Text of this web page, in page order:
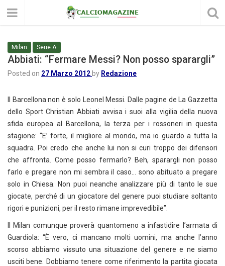
Milan Serie A
Abbiati: “Fermare Messi? Non posso sparargli”
Posted on 27 Marzo 2012 by Redazione
Il Barcellona non è solo Leonel Messi. Dalle pagine de La Gazzetta
dello Sport Christian Abbiati avvisa i suoi alla vigilia della nuova
sfida europea al Barcellona, la terza per i rossoneri in questa
stagione: “E’ forte, il migliore al mondo, ma io guardo a tutta la
squadra. Poi credo che anche lui non si curi troppo dei difensori
che affronta. Come posso fermarlo? Beh, sparargli non posso
farlo e pregare non mi sembra il caso… sono abituato a pregare
solo in Chiesa. Non puoi neanche analizzare più di tanto le sue
giocate, perché di un giocatore del genere puoi studiare soltanto
rigori e punizioni, per il resto rimane imprevedibile”.
Il Milan comunque proverà quantomeno a infastidire l’armata di
Guardiola: “È vero, ci mancano molti uomini, ma anche l’anno
scorso abbiamo vissuto una situazione del genere e ne siamo
usciti bene. Dobbiamo tenere come riferimento la partita giocata